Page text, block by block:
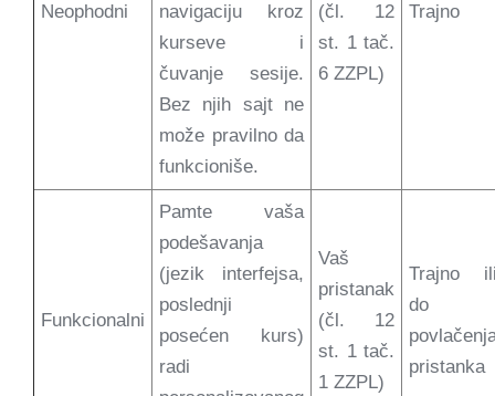
Neophodni
navigaciju kroz
kurseve i
čuvanje sesije.
Bez njih sajt ne
može pravilno da
funkcioniše.
(čl. 12
st. 1 tač.
6 ZZPL)
Trajno
Funkcionalni
Pamte vaša
podešavanja
(jezik interfejsa,
poslednji
posećen kurs)
radi
Vaš
pristanak
(čl. 12
st. 1 tač.
1 ZZPL)
Trajno
do
pristanka